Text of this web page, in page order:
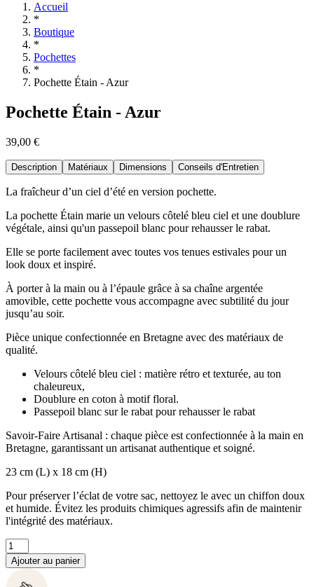
Accueil
*
Boutique
*
Pochettes
*
Pochette Étain - Azur
Pochette Étain - Azur
39,00 €
Description Matériaux Dimensions Conseils d'Entretien
La fraîcheur d’un ciel d’été en version pochette.
La pochette Étain marie un velours côtelé bleu ciel et une doublure
végétale, ainsi qu'un passepoil blanc pour rehausser le rabat.
Elle se porte facilement avec toutes vos tenues estivales pour un
look doux et inspiré.
À porter à la main ou à l’épaule grâce à sa chaîne argentée
amovible, cette pochette vous accompagne avec subtilité du jour
jusqu’au soir.
Pièce unique confectionnée en Bretagne avec des matériaux de
qualité.
Velours côtelé bleu ciel : matière rétro et texturée, au ton
chaleureux,
Doublure en coton à motif floral.
Passepoil blanc sur le rabat pour rehausser le rabat
Savoir-Faire Artisanal : chaque pièce est confectionnée à la main en
Bretagne, garantissant un artisanat authentique et soigné.
23 cm (L) x 18 cm (H)
Pour préserver l’éclat de votre sac, nettoyez le avec un chiffon doux
et humide. Évitez les produits chimiques agressifs afin de maintenir
l'intégrité des matériaux.
Ajouter au panier